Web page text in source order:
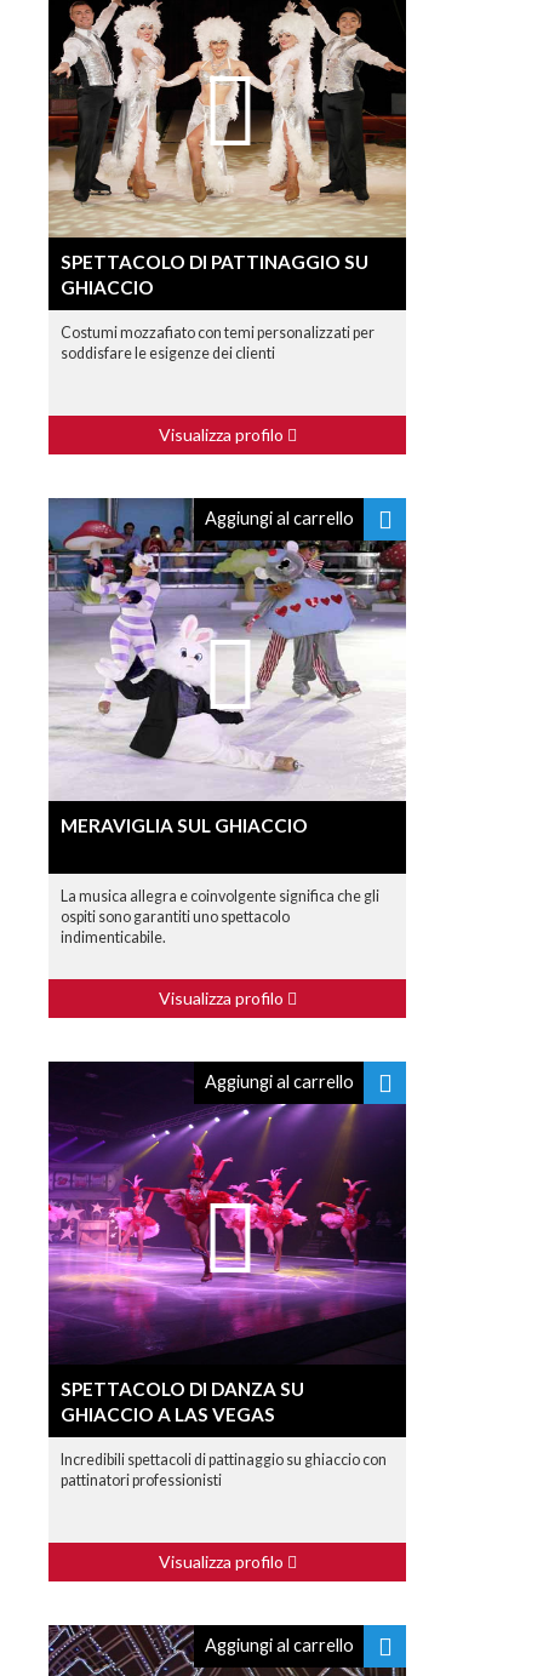
SPETTACOLO DI PATTINAGGIO SU
GHIACCIO
Costumi mozzafiato con temi personalizzati per
soddisfare le esigenze dei clienti
Visualizza profilo
Aggiungi al carrello
MERAVIGLIA SUL GHIACCIO
La musica allegra e coinvolgente significa che gli
ospiti sono garantiti uno spettacolo
indimenticabile.
Visualizza profilo
Aggiungi al carrello
SPETTACOLO DI DANZA SU
GHIACCIO A LAS VEGAS
Incredibili spettacoli di pattinaggio su ghiaccio con
pattinatori professionisti
Visualizza profilo
Aggiungi al carrello